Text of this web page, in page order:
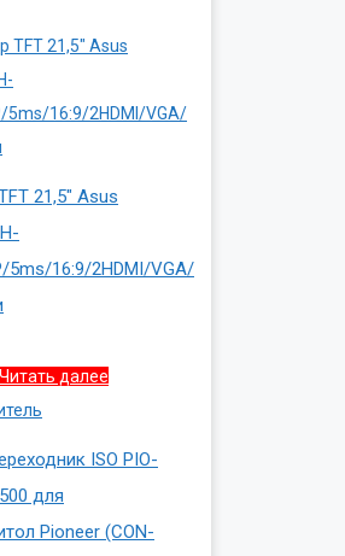
21,5″ Asus
5ms/16:9/2HDMI/VGA/
Читать далее
ISO PIO-
для
Pioneer (CON-